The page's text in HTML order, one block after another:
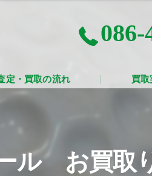
086-
定・買取の流れ 買取
ル お買取